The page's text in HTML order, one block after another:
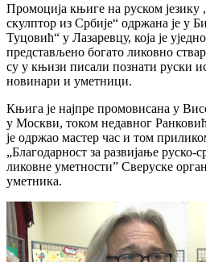
Промоција књиге на руском
скулптор из Србије“ одржана је у
Туцовић“ у Лазаревцу, која је
представљено богато ликовно
су у књизи писали познати руски
новинари и уметници.
Књига је најпре промовисана у
у Москви, током недавног
је одржао мастер час и том
„Благодарност за развијање руско-
ликовне уметности” Сверуске
уметника.